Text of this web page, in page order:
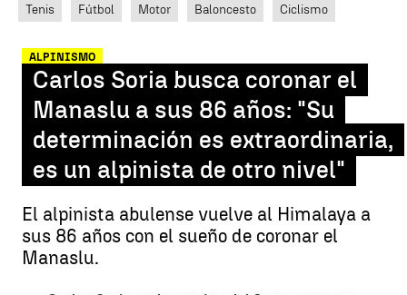
Tenis Fútbol Motor Baloncesto Ciclismo
ALPINISMO
Carlos Soria busca coronar el
Manaslu a sus 86 años: "Su
determinación es extraordinaria,
es un alpinista de otro nivel"
El alpinista abulense vuelve al Himalaya a
sus 86 años con el sueño de coronar el
Manaslu.